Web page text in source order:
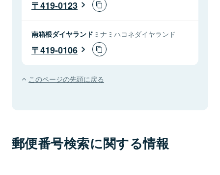
419-0123
南箱根ダイヤランド ミナミハコネダイヤランド
419-0106
このページの先頭に戻る
郵便番号検索に関する情報